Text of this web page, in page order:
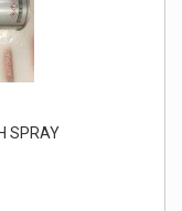
SPRAY